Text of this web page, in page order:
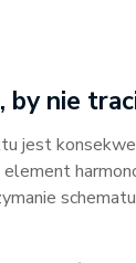
by nie
jest